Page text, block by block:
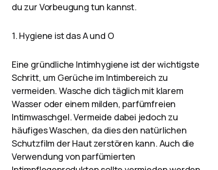
du zur Vorbeugung tun kannst.
1. Hygiene ist das A und O
Eine gründliche Intimhygiene ist der wichtigste
Schritt, um Gerüche im Intimbereich zu
vermeiden. Wasche dich täglich mit klarem
Wasser oder einem milden, parfümfreien
Intimwaschgel. Vermeide dabei jedoch zu
häufiges Waschen, da dies den natürlichen
Schutzfilm der Haut zerstören kann. Auch die
Verwendung von parfümierten